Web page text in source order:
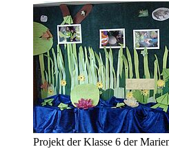
Projekt der Klasse 6 der